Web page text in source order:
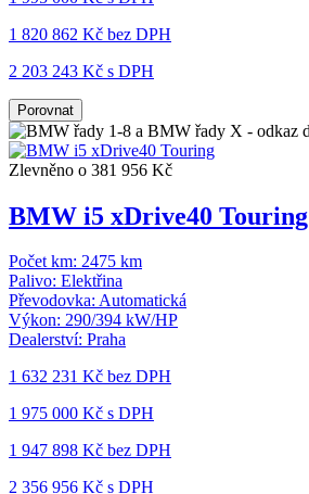
1 820 862 Kč bez DPH
2 203 243 Kč s DPH
Porovnat
Zlevněno o 381 956 Kč
BMW i5 xDrive40 Touring
Počet km: 2475 km
Palivo: Elektřina
Převodovka: Automatická
Výkon: 290/394 kW/HP
Dealerství: Praha
1 632 231 Kč bez DPH
1 975 000 Kč s DPH
1 947 898 Kč bez DPH
2 356 956 Kč s DPH